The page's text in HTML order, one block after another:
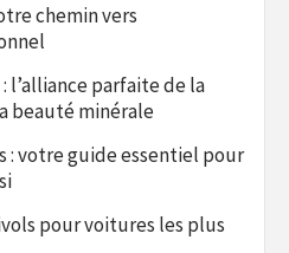
chemin vers
parfaite de la
beauté minérale
: votre guide essentiel pour
pour voitures les plus